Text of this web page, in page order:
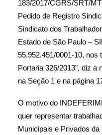
183/2017/CGRS/SRT/
Pedido de Registro
Sindicato dos
Estado de São Paulo –
55.952.451/0001-10, nos
Portaria 326/2013”, diz a
na Seção 1 e na página
O motivo do
quer representar
Municipais e Privados